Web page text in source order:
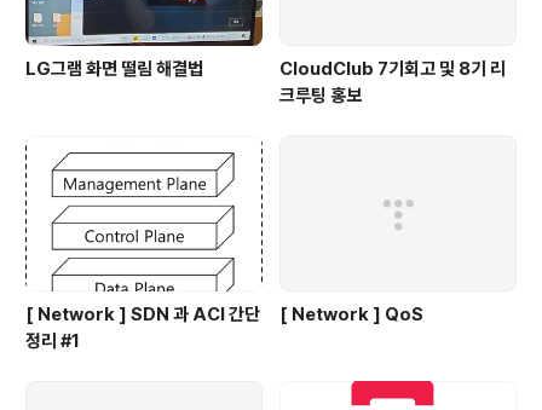
LG그램 화면 떨림 해결법
CloudClub 7기회고 및 8기 리
크루팅 홍보
[ Network ] SDN 과 ACI 간단
정리 #1
[ Network ] QoS